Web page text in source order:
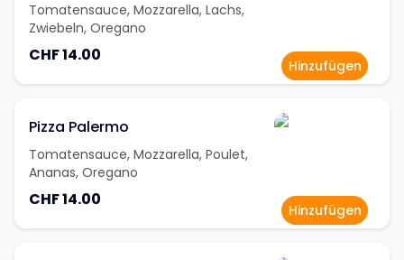
Tomatensauce, Mozzarella, Lachs,
Zwiebeln, Oregano
CHF 14.00
Hinzufügen
Pizza Palermo
Tomatensauce, Mozzarella, Poulet,
Ananas, Oregano
CHF 14.00
Hinzufügen